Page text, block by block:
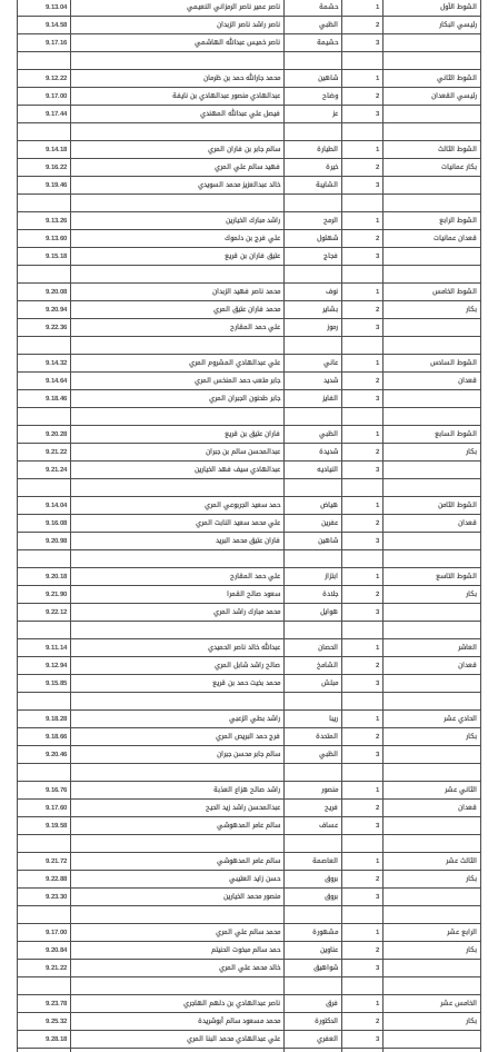
الشوط الأول 1 حشمة ناصر عمير ناصر الرمزاني النعيمي
9.13.04
رئيسي البكار
2 الظبي ناصر راشد ناصر الزبدان
9.14.58
3
حشيمة ناصر خميس عبدالله الهاشمي 9.17.16
الشوط الثاني 1 شاهين محمد جارالله حمد بن ظرمان
9.12.22
رئيسي القعدان
2 وضاح عبدالهادي منصور عبدالهادي بن نايفة
9.17.00
3
عز فيصل علي عبدالله المهندي 9.17.44
الشوط الثالث 1 الطيارة سالم جابر بن فاران المري
9.14.18
بكار عمانيات
2 خيرة فهيد سالم علي المري
9.16.22
3
الشايبة خالد عبدالعزيز محمد السويدي 9.19.46
الشوط الرابع 1 الرمح راشد مبارك الخيارين
9.13.26
قعدان عمانيات
2 شهلول علي فرج بن دلموك
9.13.60
3
فجاج عتيق فاران بن قريع 9.15.18
الشوط الخامس 1 نوف محمد ناصر فهيد الزبدان
9.20.08
بكار
2 بشاير محمد فاران عتيق المري
9.20.94
3
رموز علي حمد المقارح 9.22.36
الشوط السادس 1 عاني علي عبدالهادي المشروم المري
9.14.32
قعدان
2 شديد جابر متعب حمد المنخس المري
9.14.64
3
الفايز جابر طحنون الجبران المري 9.18.46
الشوط السابع 1 الظبي فاران عتيق بن قريع
9.20.28
بكار
2 شديدة عبدالمحسن سالم بن جبران
9.21.22
3
النياديه عبدالهادي سيف فهد الخيارين 9.21.24
الشوط الثامن 1 هياض حمد سعيد الجربوعي المري
9.14.04
قعدان
2 عفرين علي محمد سعيد النابت المري
9.16.08
3
شاهين فاران عتيق محمد البريد 9.20.98
الشوط التاسع 1 ابتزاز علي حمد المقارح
9.20.18
بكار
2 جلادة سعود صالح القمرا
9.21.90
3
هوايل محمد مبارك راشد المري 9.22.12
العاشر 1 الحصان عبدالله خالد ناصر الحميدي
9.11.14
قعدان
2 الشامخ صالح راشد شابل المري
9.12.94
3
مبلش محمد بخيت حمد بن قريع 9.15.85
الحادي عشر 1 ريبا راشد بطي الزعبي
9.18.28
بكار
2 المتحدة فرج حمد البريص المري
9.18.66
3
الظبي سالم جابر محسن جبران 9.20.46
الثاني عشر 1 منصور راشد صالح هزاع العذبة
9.16.76
قعدان
2 فريح عبدالمحسن راشد زيد الحيح
9.17.60
3
عساف سالم عامر المدهوشي 9.19.58
الثالث عشر 1 العاصمة سالم عامر المدهوشي
9.21.72
بكار
2 بروق حسن زايد العتيبي
9.22.88
3
بروق منصور محمد الخيارين 9.23.30
الرابع عشر 1 مشهورة محمد سالم علي المري
9.17.00
بكار
2 عناوين حمد سالم مبخوت الحنيتم
9.20.84
3
شواهيق خالد محمد علي المري 9.21.22
الخامس عشر 1 فرق ناصر عبدالهادي بن دلهم الهاجري
9.23.78
بكار
2 الدكتورة محمد مسعود سالم أبوشريدة
9.25.32
3
العفري علي عبدالهادي محمد البنا المري 9.28.18